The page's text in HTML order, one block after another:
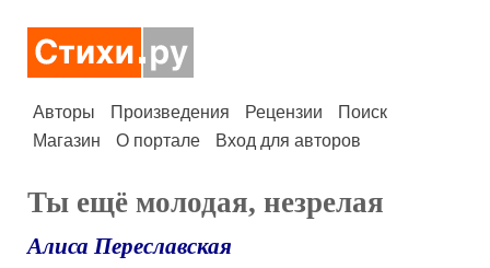
Авторы Произведения Рецензии
Поиск
Магазин
О портале Вход для авторов
Ты ещё молодая, незрелая
Алиса Переславская